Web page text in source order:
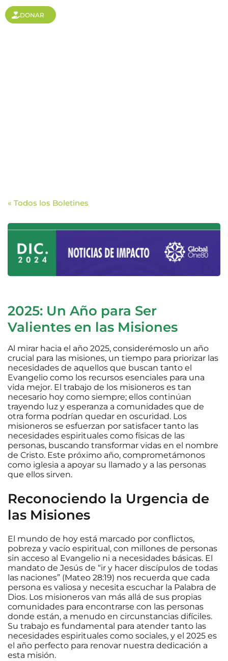
DONAR
« Todos los Boletines
2025: Un Año para Ser
Valientes en las Misiones
Al mirar hacia el año 2025, considerémoslo un año
crucial para las misiones, un tiempo para priorizar las
necesidades de aquellos que buscan tanto el
Evangelio como los recursos esenciales para una
vida mejor. El trabajo de los misioneros es tan
necesario hoy como siempre; ellos continúan
trayendo luz y esperanza a comunidades que de
otra forma podrían quedar en oscuridad. Los
misioneros se esfuerzan por satisfacer tanto las
necesidades espirituales como físicas de las
personas, buscando transformar vidas en el nombre
de Cristo. Este próximo año, comprometámonos
como iglesia a apoyar su llamado y a las personas
que ellos sirven.
Reconociendo la Urgencia de
las Misiones
El mundo de hoy está marcado por conflictos,
pobreza y vacío espiritual, con millones de personas
sin acceso al Evangelio ni a necesidades básicas. El
mandato de Jesús de “ir y hacer discípulos de todas
las naciones” (Mateo 28:19) nos recuerda que cada
persona es valiosa y necesita escuchar la Palabra de
Dios. Los misioneros van más allá de sus propias
comunidades para encontrarse con las personas
donde están, a menudo en circunstancias difíciles.
Su trabajo es fundamental para atender tanto las
necesidades espirituales como sociales, y el 2025 es
el año perfecto para renovar nuestra dedicación a
esta misión.